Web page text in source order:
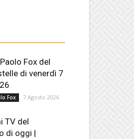
Fox del
di venerdì 7
Fox 7 Agosto 2026
TV del
di oggi |